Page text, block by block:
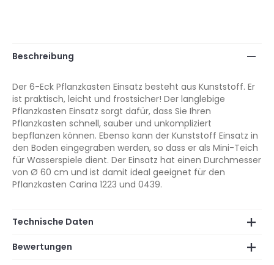
Beschreibung
Der 6-Eck Pflanzkasten Einsatz besteht aus Kunststoff. Er
ist praktisch, leicht und frostsicher! Der langlebige
Pflanzkasten Einsatz sorgt dafür, dass Sie Ihren
Pflanzkasten schnell, sauber und unkompliziert
bepflanzen können. Ebenso kann der Kunststoff Einsatz in
den Boden eingegraben werden, so dass er als Mini-Teich
für Wasserspiele dient. Der Einsatz hat einen Durchmesser
von Ø 60 cm und ist damit ideal geeignet für den
Pflanzkasten Carina 1223 und 0439.
Technische Daten
Bewertungen